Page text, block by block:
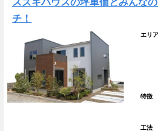
チ！
エリア
特徴
工法